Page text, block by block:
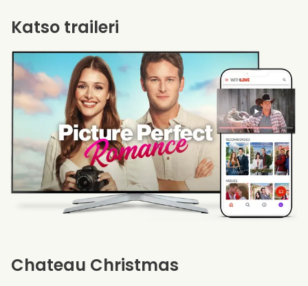
Chateau Christmas
Katso traileri